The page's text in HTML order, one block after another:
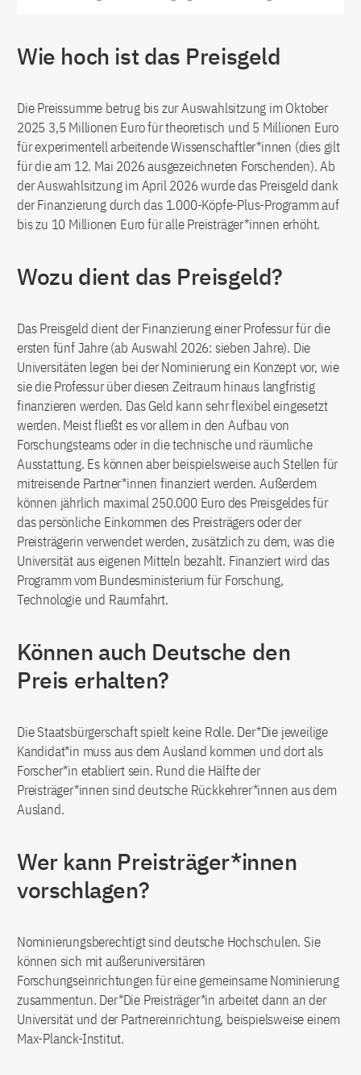
Wie hoch ist das Preisgeld
Die Preissumme betrug bis zur Auswahlsitzung im Oktober
2025 3,5 Millionen Euro für theoretisch und 5 Millionen Euro
für experimentell arbeitende Wissenschaftler*innen (dies gilt
für die am 12. Mai 2026 ausgezeichneten Forschenden). Ab
der Auswahlsitzung im April 2026 wurde das Preisgeld dank
der Finanzierung durch das 1.000-Köpfe-Plus-Programm auf
bis zu 10 Millionen Euro für alle Preisträger*innen erhöht.
Wozu dient das Preisgeld?
Das Preisgeld dient der Finanzierung einer Professur für die
ersten fünf Jahre (ab Auswahl 2026: sieben Jahre). Die
Universitäten legen bei der Nominierung ein Konzept vor, wie
sie die Professur über diesen Zeitraum hinaus langfristig
finanzieren werden. Das Geld kann sehr flexibel eingesetzt
werden. Meist fließt es vor allem in den Aufbau von
Forschungsteams oder in die technische und räumliche
Ausstattung. Es können aber beispielsweise auch Stellen für
mitreisende Partner*innen finanziert werden. Außerdem
können jährlich maximal 250.000 Euro des Preisgeldes für
das persönliche Einkommen des Preisträgers oder der
Preisträgerin verwendet werden, zusätzlich zu dem, was die
Universität aus eigenen Mitteln bezahlt. Finanziert wird das
Programm vom Bundesministerium für Forschung,
Technologie und Raumfahrt.
Können auch Deutsche den
Preis erhalten?
Die Staatsbürgerschaft spielt keine Rolle. Der*Die jeweilige
Kandidat*in muss aus dem Ausland kommen und dort als
Forscher*in etabliert sein. Rund die Hälfte der
Preisträger*innen sind deutsche Rückkehrer*innen aus dem
Ausland.
Wer kann Preisträger*innen
vorschlagen?
Nominierungsberechtigt sind deutsche Hochschulen. Sie
können sich mit außeruniversitären
Forschungseinrichtungen für eine gemeinsame Nominierung
zusammentun. Der*Die Preisträger*in arbeitet dann an der
Universität und der Partnereinrichtung, beispielsweise einem
Max-Planck-Institut.